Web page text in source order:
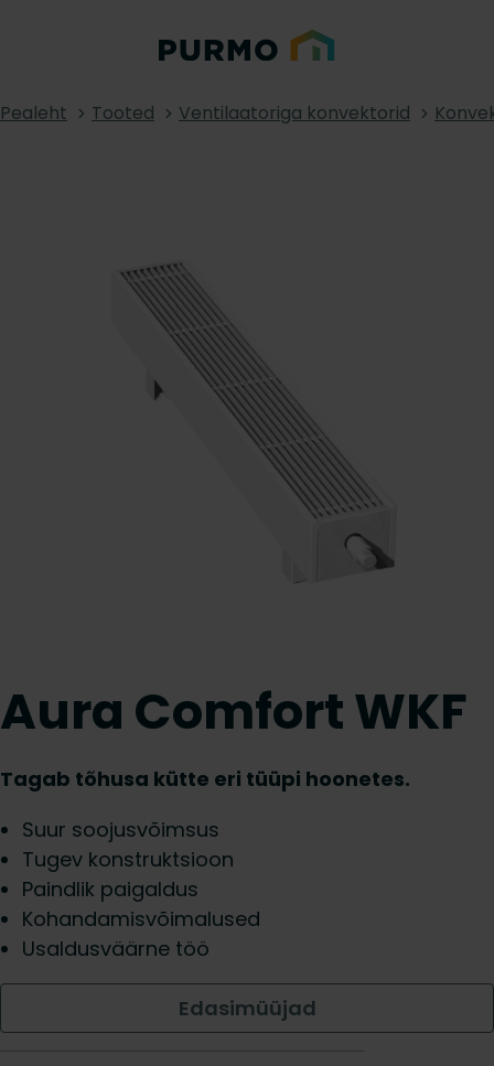
Pealeht Tooted Ventilaatoriga konvektorid
Aura Comfort WKF
Tagab tõhusa kütte eri tüüpi hoonetes.
Suur soojusvõimsus
Tugev konstruktsioon
Paindlik paigaldus
Kohandamisvõimalused
Usaldusväärne töö
Edasimüüjad